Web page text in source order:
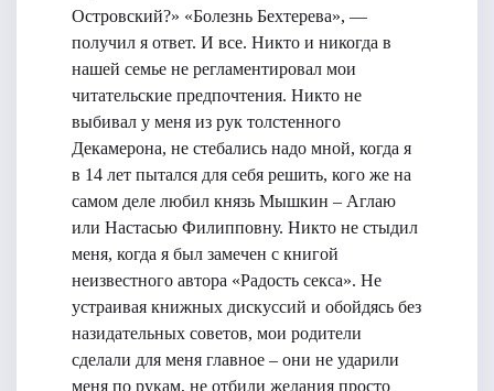
Островский?» «Болезнь Бехтерева», —
получил я ответ. И все. Никто и никогда в
нашей семье не регламентировал мои
читательские предпочтения. Никто не
выбивал у меня из рук толстенного
Декамерона, не стебались надо мной, когда я
в 14 лет пытался для себя решить, кого же на
самом деле любил князь Мышкин – Аглаю
или Настасью Филипповну. Никто не стыдил
меня, когда я был замечен с книгой
неизвестного автора «Радость секса». Не
устраивая книжных дискуссий и обойдясь без
назидательных советов, мои родители
сделали для меня главное – они не ударили
меня по рукам, не отбили желания просто